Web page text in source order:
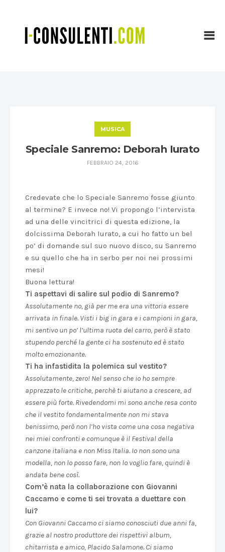
MUSICA
Speciale Sanremo: Deborah Iurato
FEBBRAIO 24, 2016
Credevate che lo Speciale Sanremo fosse giunto
al termine? E invece no! Vi propongo l’intervista
ad una delle vincitrici di questa edizione, la
dolcissima Deborah Iurato, a cui ho fatto un bel
po’ di domande sul suo nuovo disco, su Sanremo
e su quello che ha in serbo per noi nei prossimi
mesi!
Buona lettura!
Ti aspettavi di salire sul podio di Sanremo?
Assolutamente no, già per me era una vittoria essere
arrivata in finale. Visti i big in gara e i campioni in gara,
mi sentivo un po’ l’ultima ruota del carro, però è stato
stupendo perché la gente ci ha sostenuto ed è stato
molto emozionante.
Ti ha infastidita la polemica sul vestito?
Assolutamente, zero! Nel senso che io ho sempre
apprezzato le critiche, perchè ti aiutano a crescere, ad
essere più forte. Rivedendomi mi sono anche resa conto
che il vestito fondamentalmente non mi stava
benissimo, però non l’ho vista come una cosa negativa
nei miei confronti e comunque è il Festival della
canzone italiana e non Miss Italia. Io non sono una
modella, non lo posso fare, non lo voglio fare, quindi è
andata bene così.
Com’è nata la collaborazione con Giovanni
Caccamo e come ti sei trovata a duettare con
lui?
Con Giovanni Caccamo ci siamo conosciuti due anni fa,
grazie al nostro produttore dei rispettivi album,
chitarrista e amico, Placido Salamone. Ci siamo